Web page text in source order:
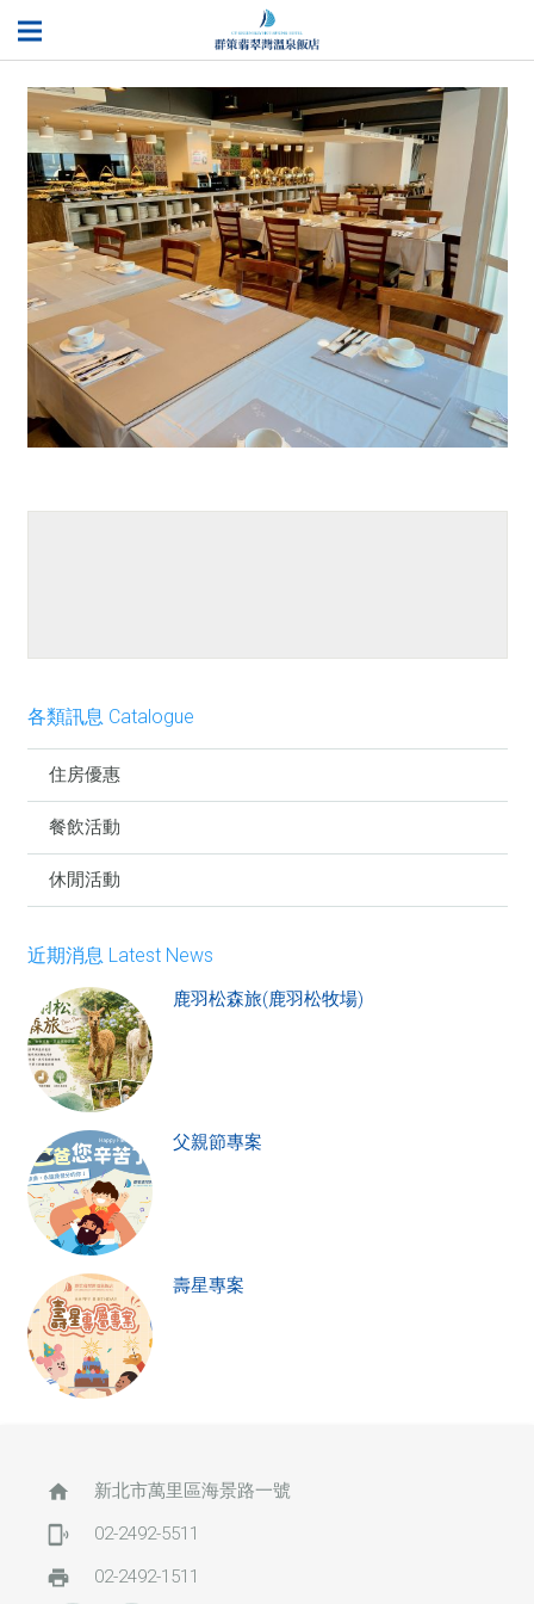
各類訊息 Catalogue
住房優惠
餐飲活動
休閒活動
近期消息 Latest News
鹿羽松森旅(鹿羽松牧場)
父親節專案
壽星專案
home 新北市萬里區海景路一號
phonelink_ring 02-2492-5511
print 02-2492-1511